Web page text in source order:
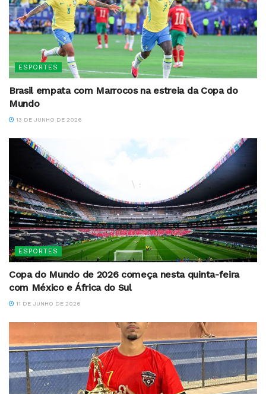
ESPORTES
Brasil empata com Marrocos na estreia da Copa do
Mundo
13 DE JUNHO DE 2026
ESPORTES
Copa do Mundo de 2026 começa nesta quinta-feira
com México e África do Sul
11 DE JUNHO DE 2026